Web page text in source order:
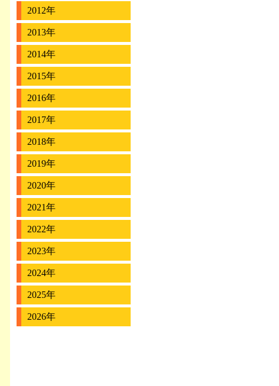
2012年
2013年
2014年
2015年
2016年
2017年
2018年
2019年
2020年
2021年
2022年
2023年
2024年
2025年
2026年